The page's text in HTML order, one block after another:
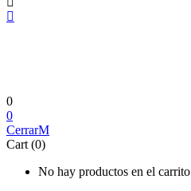
0
0
Cerrar
Cart (0)
No hay productos en el carrito